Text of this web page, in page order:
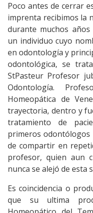
Poco antes de cerrar
imprenta recibimos la
durante muchos
un individuo cuyo
en odontología y
odontológica, se
StPasteur Profesor
Odontología.
Homeopática de
trayectoria, dentro y
tratamiento de
primeros odontólogos
de compartir en
profesor, quien aun
nunca se alejó de esta
Es coincidencia o
que su ultima